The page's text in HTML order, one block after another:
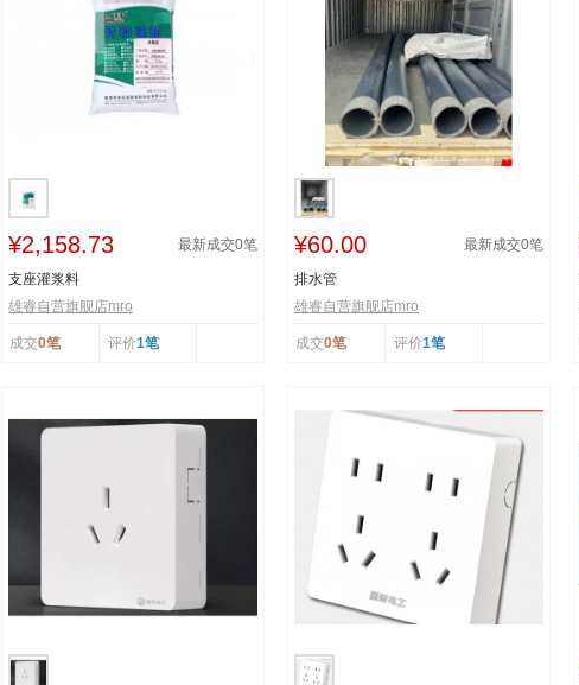
¥2,158.73 最新成交0笔
支座灌浆料
雄睿自营旗舰店mro
成交0笔 评价1笔
¥60.00 最新成交0笔
排水管
雄睿自营旗舰店mro
成交0笔 评价1笔